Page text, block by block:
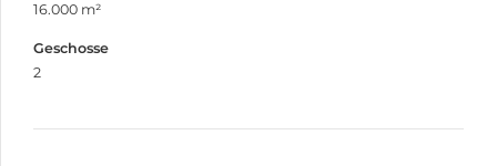
16.000 m²
Geschosse
2